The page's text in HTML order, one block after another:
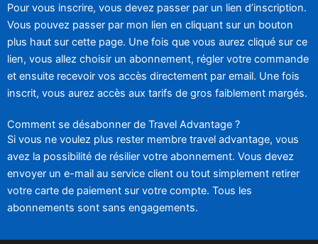
Pour vous inscrire, vous devez passer par un lien d’inscription.
Vous pouvez passer par mon lien en cliquant sur un bouton
plus haut sur cette page. Une fois que vous aurez cliqué sur ce
lien, vous allez choisir un abonnement, régler votre commande
et ensuite recevoir vos accès directement par email. Une fois
inscrit, vous aurez accès aux tarifs de gros faiblement margés.
Comment se désabonner de Travel Advantage ?
Si vous ne voulez plus rester membre travel advantage, vous
avez la possibilité de résilier votre abonnement. Vous devez
envoyer un e-mail au service client ou tout simplement retirer
votre carte de paiement sur votre compte. Tous les
abonnements sont sans engagements.